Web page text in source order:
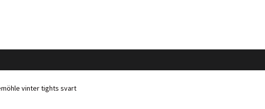
vinter tights svart